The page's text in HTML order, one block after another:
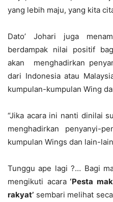
yang lebih maju, yang kita
Dato’ Johari juga
berdampak nilai positif
akan menghadirkan
dari Indonesia atau
kumpulan-kumpulan Wing
“Jika acara ini nanti dinilai
menghadirkan penyanyi-
kumpulan Wings dan lain-
Tunggu ape lagi ?… Bagi
mengikuti acara‘Pesta
rakyat’ sembari melihat